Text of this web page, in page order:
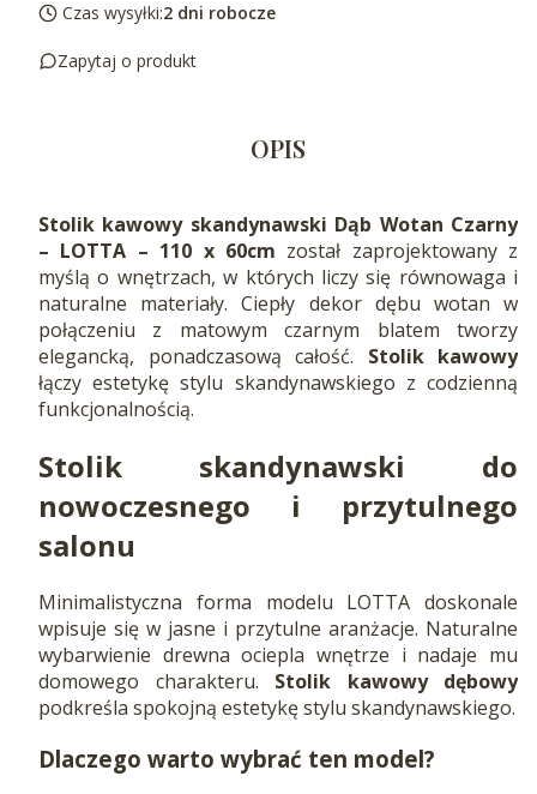
Czas wysyłki:2 dni robocze
Zapytaj o produkt
OPIS
Stolik kawowy skandynawski Dąb Wotan Czarny
– LOTTA – 110 x 60cm został zaprojektowany z
myślą o wnętrzach, w których liczy się równowaga i
naturalne materiały. Ciepły dekor dębu wotan w
połączeniu z matowym czarnym blatem tworzy
elegancką, ponadczasową całość. Stolik kawowy
łączy estetykę stylu skandynawskiego z codzienną
funkcjonalnością.
Stolik skandynawski do
nowoczesnego i przytulnego
salonu
Minimalistyczna forma modelu LOTTA doskonale
wpisuje się w jasne i przytulne aranżacje. Naturalne
wybarwienie drewna ociepla wnętrze i nadaje mu
domowego charakteru. Stolik kawowy dębowy
podkreśla spokojną estetykę stylu skandynawskiego.
Dlaczego warto wybrać ten model?